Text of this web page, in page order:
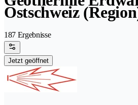
Ostschweiz
187 Ergebnisse
Jetzt geöffnet